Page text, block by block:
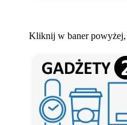
Kliknij w baner powyżej,